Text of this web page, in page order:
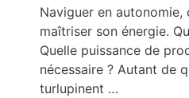
Naviguer en autonomie,
maîtriser son énergie.
Quelle puissance de
nécessaire ? Autant de
turlupinent …